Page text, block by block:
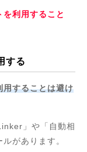
利用すること
する
用することは避け
」や「自動相
があります。